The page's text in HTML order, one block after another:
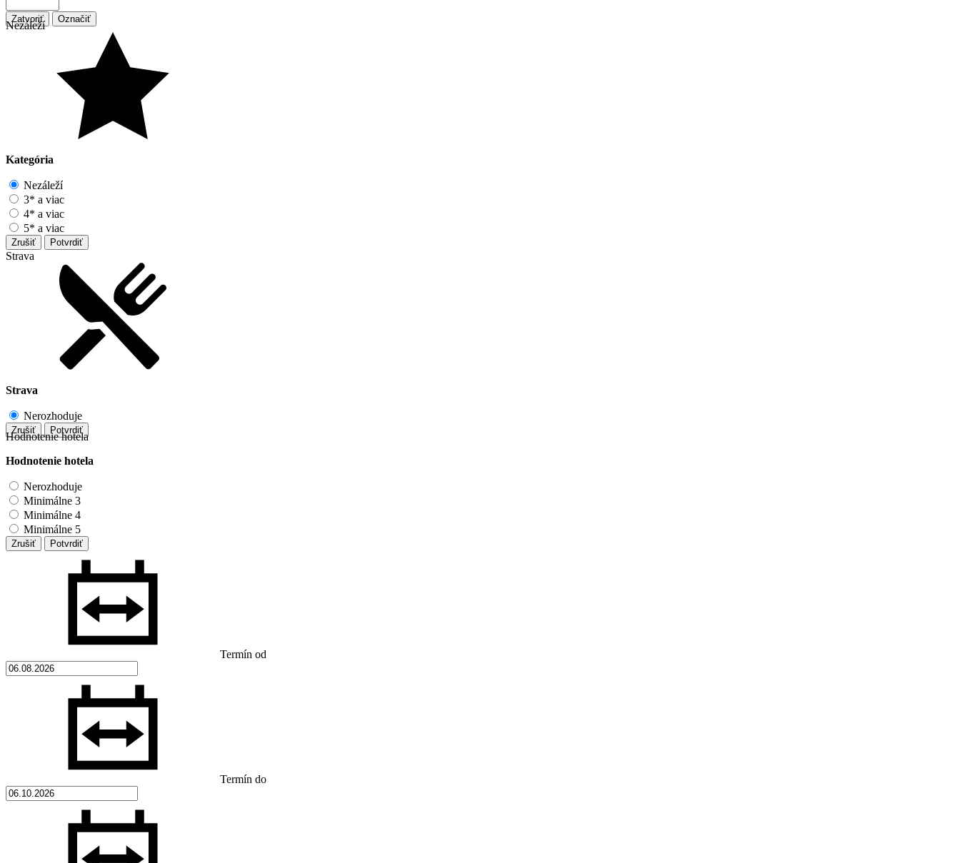
Zatvoriť Označiť
Nezáleží
Kategória
Nezáleží
3* a viac
4* a viac
5* a viac
Zrušiť Potvrdiť
Strava
Strava
Nerozhoduje
Zrušiť Potvrdiť
Hodnotenie hotela
Hodnotenie hotela
Nerozhoduje
Minimálne 3
Minimálne 4
Minimálne 5
Zrušiť Potvrdiť
Termín od
Termín do